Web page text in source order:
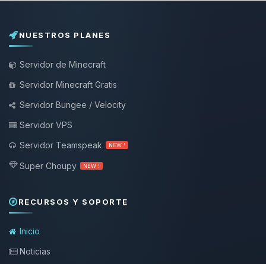
NUESTROS PLANES
Servidor de Minecraft
Servidor Minecraft Gratis
Servidor Bungee / Velocity
Servidor VPS
Servidor Teamspeak
NEW !
Super Choupy NEW !
RECURSOS Y SOPORTE
Inicio
Noticias